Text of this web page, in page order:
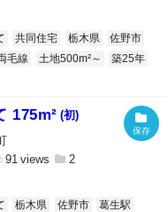
共同住宅 栃木県
佐野市
毛線 土地500m²～
築25年
175m² (初)
91 2
栃木県 佐野市
葛生駅